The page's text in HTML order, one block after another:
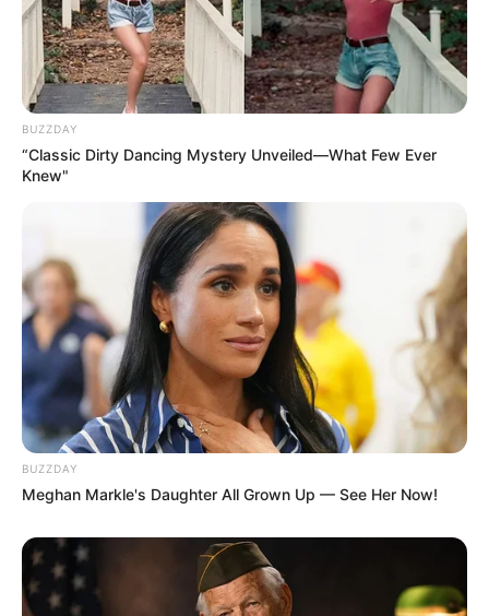
Όλα τα κείμενα και οι εικόνες είναι πνευματική ιδιοκτησία του
ΝΙΚΟΛΑΟΣ ΑΝΑΞΙΜΑΝΔΡΟΣ. Aπαγορεύεται η αναπαραγωγή, η
αναδημοσίευση και η τροποποίησή τους χωρίς προηγούμενη
γραπτή άδεια του δημιουργού τους. Με επιφύλαξη κάθε νόμιμου
δικαιώματος. Διαβάστε την
Πολιτική Απορρήτου
του website πριν
να το χρησιμοποιήσετε, καθώς χρησιμοποιώντας το την
αποδέχεστε. Ο ιστότοπος διατηρεί το δικαίωμα να τροποποιήσει
τους όρους χρήσης.
Επικοινωνήστε μαζί μας: nikolaosgeor@gmail.com
BUZZDAY
“Classic Dirty Dancing Mystery Unveiled—What Few Ever
Knew"
BUZZDAY
Meghan Markle's Daughter All Grown Up — See Her Now!